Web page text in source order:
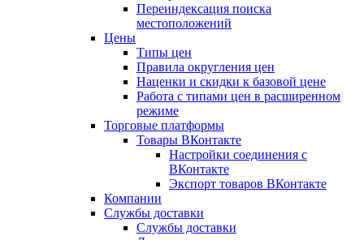
Переиндексация поиска
местоположений
Цены
Типы цен
Правила округления цен
Наценки и скидки к базовой цене
Работа с типами цен в расширенном
режиме
Торговые платформы
Товары ВКонтакте
Настройки соединения с
ВКонтакте
Экспорт товаров ВКонтакте
Компании
Службы доставки
Службы доставки